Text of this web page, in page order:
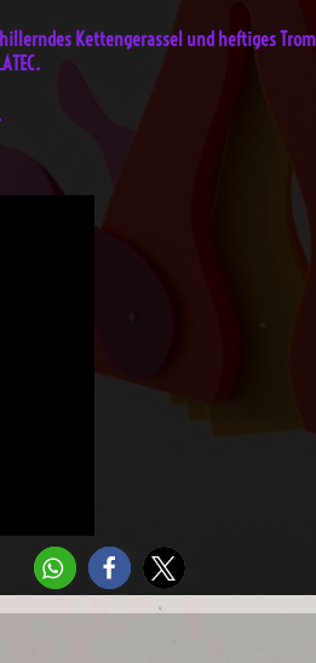
Kettengerassel und heftiges